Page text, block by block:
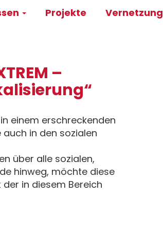
Projekte Vernetzung
–
einem erschreckenden
in den sozialen
über alle sozialen,
hinweg, möchte diese
in diesem Bereich